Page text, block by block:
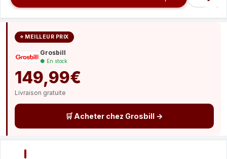
⭐ MEILLEUR PRIX
Grosbill
● En stock
149,99€
Livraison gratuite
🛒 Acheter chez Grosbill →